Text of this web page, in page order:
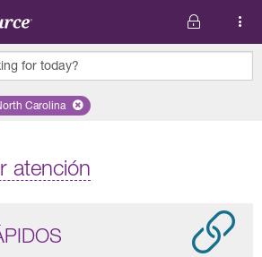
for today?
Remove selected state 'North Carolina'
Carolina
atención